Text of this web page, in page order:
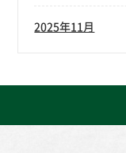
2025年11月